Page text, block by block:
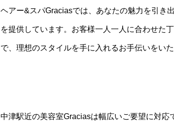
ヘアー&スパGraciasでは、あなたの魅力を引き
を提供しています。お客様一人一人に合わせた
で、理想のスタイルを手に入れるお手伝いをいた
中津駅近の美容室Graciasは幅広いご要望に対応